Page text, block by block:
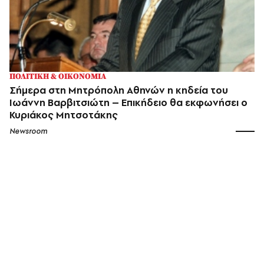
ΠΟΛΙΤΙΚΗ & ΟΙΚΟΝΟΜΙΑ
Σήμερα στη Μητρόπολη Αθηνών η κηδεία του
Ιωάννη Βαρβιτσιώτη – Επικήδειο θα εκφωνήσει ο
Κυριάκος Μητσοτάκης
Newsroom